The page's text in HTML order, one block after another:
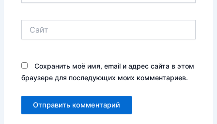
Сохранить моё имя, email и адрес сайта в этом
браузере для последующих моих комментариев.